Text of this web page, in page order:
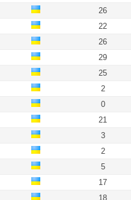
26
22
26
29
25
2
0
21
3
2
5
17
18